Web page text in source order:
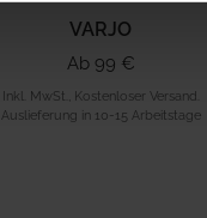
VARJO
Ab 99 €
Inkl. MwSt., Kostenloser Versand.
Auslieferung in 10-15 Arbeitstage